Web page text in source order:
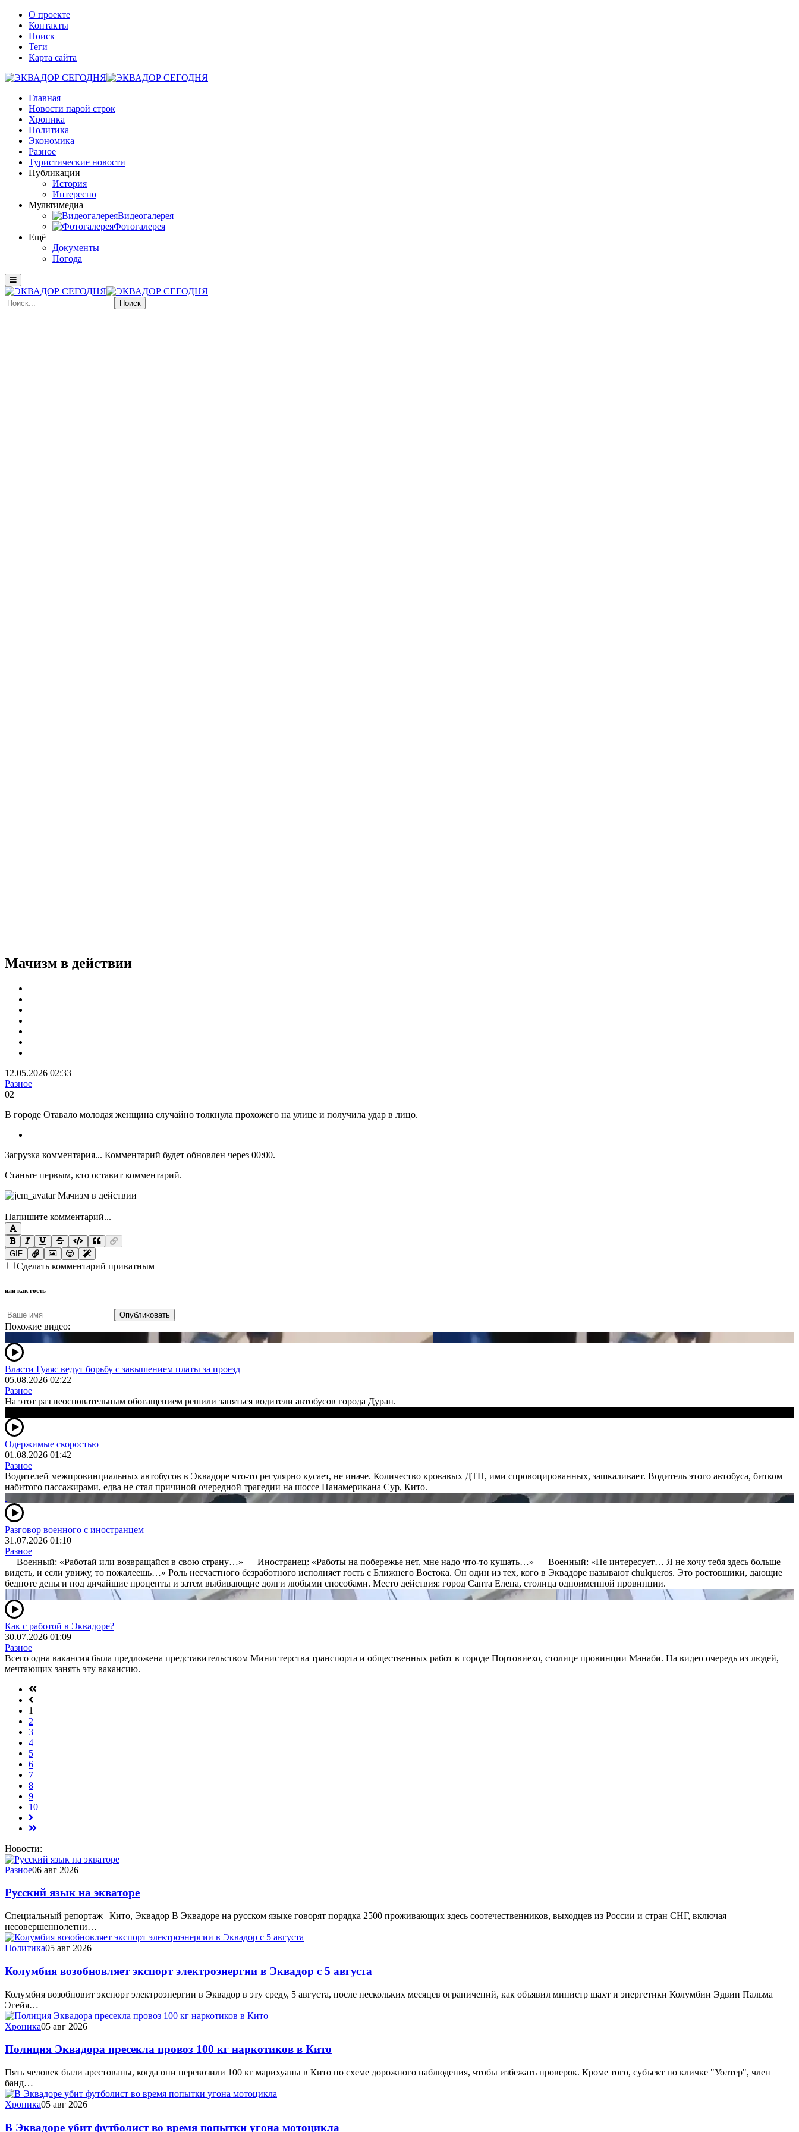
О проекте
Контакты
Поиск
Теги
Карта сайта
Главная
Новости парой строк
Хроника
Политика
Экономика
Разное
Туристические новости
Публикации
История
Интересно
Мультимедиа
Видеогалерея
Фотогалерея
Ещё
Документы
Погода
Поиск
Мачизм в действии
12.05.2026 02:33
Разное
02
В городе Отавало молодая женщина случайно толкнула прохожего на улице и получила удар в лицо.
Загрузка комментария... Комментарий будет обновлен через 00:00.
Станьте первым, кто оставит комментарий.
Напишите комментарий...
GIF
Сделать комментарий приватным
или как гость
Опубликовать
Похожие видео:
Власти Гуаяс ведут борьбу с завышением платы за проезд
05.08.2026 02:22
Разное
На этот раз неосновательным обогащением решили заняться водители автобусов города Дуран.
Одержимые скоростью
01.08.2026 01:42
Разное
Водителей межпровинциальных автобусов в Эквадоре что-то регулярно кусает, не иначе. Количество кровавых ДТП, ими спровоцированных, зашкаливает. Водитель этого автобуса, битком
набитого пассажирами, едва не стал причиной очередной трагедии на шоссе Панамерикана Сур, Кито.
Разговор военного с иностранцем
31.07.2026 01:10
Разное
— Военный: «Работай или возвращайся в свою страну…» — Иностранец: «Работы на побережье нет, мне надо что-то кушать…» — Военный: «Не интересует… Я не хочу тебя здесь больше
видеть, и если увижу, то пожалеешь…» Роль несчастного безработного исполняет гость с Ближнего Востока. Он один из тех, кого в Эквадоре называют chulqueros. Это ростовщики, дающие
бедноте деньги под дичайшие проценты и затем выбивающие долги любыми способами. Место действия: город Санта Елена, столица одноименной провинции.
Как с работой в Эквадоре?
30.07.2026 01:09
Разное
Всего одна вакансия была предложена представительством Министерства транспорта и общественных работ в городе Портовиехо, столице провинции Манаби. На видео очередь из людей,
мечтающих занять эту вакансию.
1
2
3
4
5
6
7
8
9
10
Новости:
Разное06 авг 2026
Русский язык на экваторе
Специальный репортаж | Кито, Эквадор В Эквадоре на русском языке говорят порядка 2500 проживающих здесь соотечественников, выходцев из России и стран СНГ, включая
несовершеннолетни…
Политика05 авг 2026
Колумбия возобновляет экспорт электроэнергии в Эквадор с 5 августа
Колумбия возобновит экспорт электроэнергии в Эквадор в эту среду, 5 августа, после нескольких месяцев ограничений, как объявил министр шахт и энергетики Колумбии Эдвин Пальма
Эгейя…
Хроника05 авг 2026
Полиция Эквадора пресекла провоз 100 кг наркотиков в Кито
Пять человек были арестованы, когда они перевозили 100 кг марихуаны в Кито по схеме дорожного наблюдения, чтобы избежать проверок. Кроме того, субъект по кличке "Уолтер", член
банд…
Хроника05 авг 2026
В Эквадоре убит футболист во время попытки угона мотоцикла